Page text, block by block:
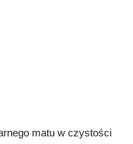
matu w czystości